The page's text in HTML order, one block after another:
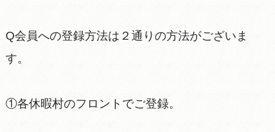
Q会員への登録方法は２通りの方法がございま
す。
①各休暇村のフロントでご登録。